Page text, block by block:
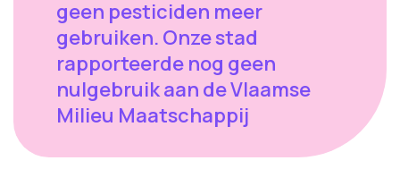
geen pesticiden meer
gebruiken. Onze stad
rapporteerde nog geen
nulgebruik aan de Vlaamse
Milieu Maatschappij